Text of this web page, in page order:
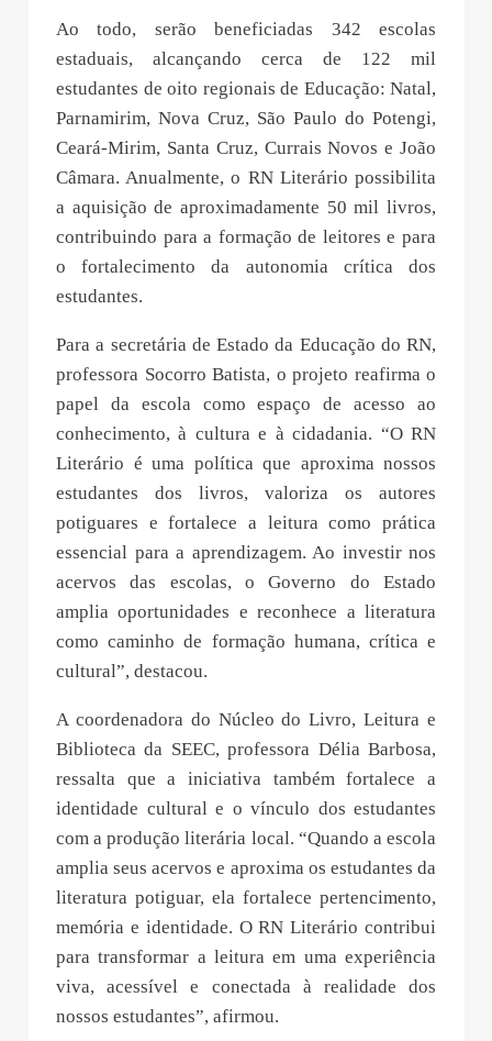
Ao todo, serão beneficiadas 342 escolas
estaduais, alcançando cerca de 122 mil
estudantes de oito regionais de Educação: Natal,
Parnamirim, Nova Cruz, São Paulo do Potengi,
Ceará-Mirim, Santa Cruz, Currais Novos e João
Câmara. Anualmente, o RN Literário possibilita
a aquisição de aproximadamente 50 mil livros,
contribuindo para a formação de leitores e para
o fortalecimento da autonomia crítica dos
estudantes.
Para a secretária de Estado da Educação do RN,
professora Socorro Batista, o projeto reafirma o
papel da escola como espaço de acesso ao
conhecimento, à cultura e à cidadania. “O RN
Literário é uma política que aproxima nossos
estudantes dos livros, valoriza os autores
potiguares e fortalece a leitura como prática
essencial para a aprendizagem. Ao investir nos
acervos das escolas, o Governo do Estado
amplia oportunidades e reconhece a literatura
como caminho de formação humana, crítica e
cultural”, destacou.
A coordenadora do Núcleo do Livro, Leitura e
Biblioteca da SEEC, professora Délia Barbosa,
ressalta que a iniciativa também fortalece a
identidade cultural e o vínculo dos estudantes
com a produção literária local. “Quando a escola
amplia seus acervos e aproxima os estudantes da
literatura potiguar, ela fortalece pertencimento,
memória e identidade. O RN Literário contribui
para transformar a leitura em uma experiência
viva, acessível e conectada à realidade dos
nossos estudantes”, afirmou.